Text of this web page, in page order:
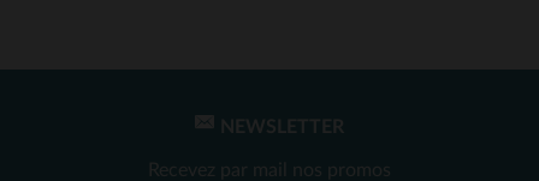
NEWSLETTER
Recevez par mail nos promos